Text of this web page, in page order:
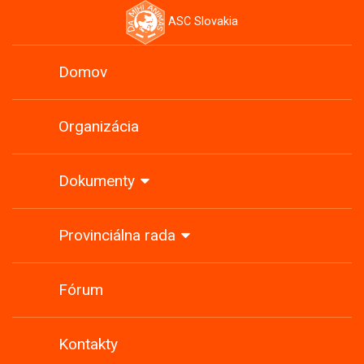
ASC Slovakia
Domov
Organizácia
Dokumenty
Provinciálna rada
Fórum
Kontakty